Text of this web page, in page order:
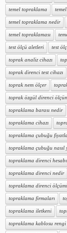
temel topraklama
temel topraklama nedir
temel topraklaması
test ölçü aletleri test
toprak analiz cihazı
toprak direnci test cihazı
toprak nem ölçer
toprak özgül direnci
topraklama barası nedir
topraklama cihazı
topraklama çubuğu
topraklama çubuğu nasıl
topraklama direnci hesabı
topraklama direnci nedir
topraklama direnci
topraklama firmaları
topraklama iletkeni
topraklama kablosu rengi